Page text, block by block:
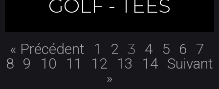
GOLF - TEES
« Précédent 1 2 3 4 5 6 7
8 9 10 11 12 13 14 Suivant
»